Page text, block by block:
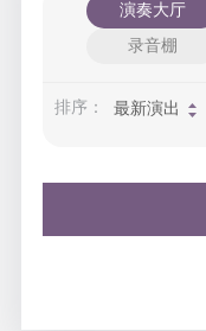
演奏大厅
录音棚
排序： 最新演出